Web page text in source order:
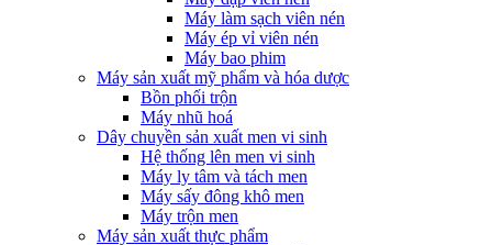
Máy làm sạch viên nén
Máy ép vỉ viên nén
Máy bao phim
Máy sản xuất mỹ phẩm và hóa dược
Bồn phối trộn
Máy nhũ hoá
Dây chuyền sản xuất men vi sinh
Hệ thống lên men vi sinh
Máy ly tâm và tách men
Máy sấy đông khô men
Máy trộn men
Máy sản xuất thực phẩm